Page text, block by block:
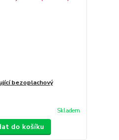
bezoplachový
Skladem
do košíku